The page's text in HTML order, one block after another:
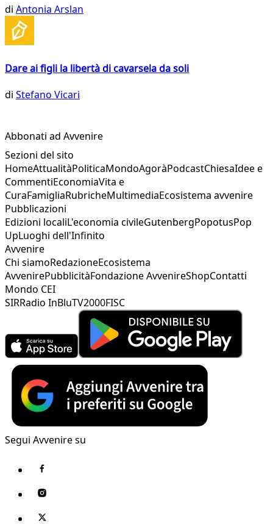
di Antonia Arslan
Dare ai figli la libertà di cavarsela da soli
di Stefano Vicari
Abbonati ad Avvenire
Sezioni del sito
HomeAttualitàPoliticaMondoAgoràPodcastChiesaIdee e
CommentiEconomiaVita e
CuraFamigliaRubricheMultimediaEcosistema avvenire
Pubblicazioni
Edizioni localiL'economia civileGutenbergPopotusPop
UpLuoghi dell'Infinito
Avvenire
Chi siamoRedazioneEcosistema
AvvenirePubblicitàFondazione AvvenireShopContatti
Mondo CEI
SIRRadio InBluTV2000FISC
Segui Avvenire su